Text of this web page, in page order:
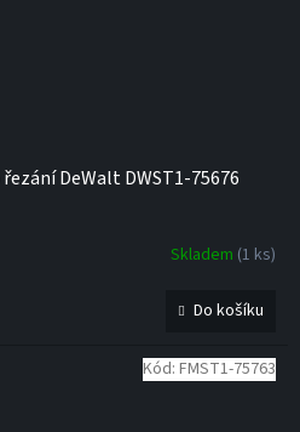
DeWalt DWST1-75676
Skladem (1 ks)
Do košíku
Kód: FMST1-75763